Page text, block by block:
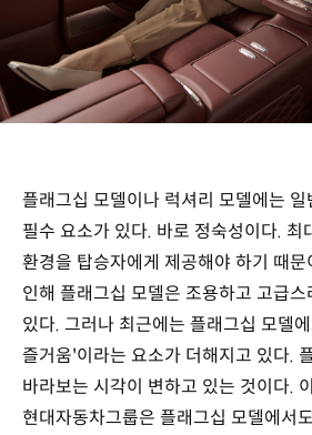
플래그십 모델이나 럭셔리 모델에는
필수 요소가 있다. 바로 정숙성이다. 최
환경을 탑승자에게 제공해야 하기 때
인해 플래그십 모델은 조용하고 고급
있다. 그러나 최근에는 플래그십 모델
즐거움'이라는 요소가 더해지고 있다.
바라보는 시각이 변하고 있는 것이다.
현대자동차그룹은 플래그십 모델에서